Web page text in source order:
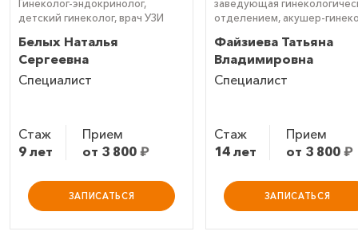
Гинеколог-эндокринолог,
детский гинеколог, врач УЗИ
Белых Наталья
Сергеевна
Специалист
Стаж
9 лет
Прием
от 3 800 ₽
ЗАПИСАТЬСЯ
заведующая
отделением, акушер-
детский гинеколог, врач
(УЗИ)
Файзиева Татьяна
Владимировна
Специалист
Стаж
14 лет
Прием
от 3 800 ₽
ЗАПИСАТЬСЯ